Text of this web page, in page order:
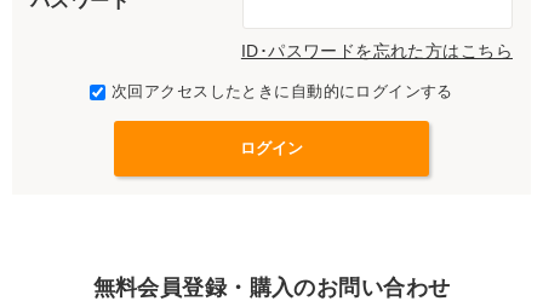
ID･パスワードを忘れた方はこちら
次回アクセスしたときに自動的にログインする
無料会員登録・購入のお問い合わせ